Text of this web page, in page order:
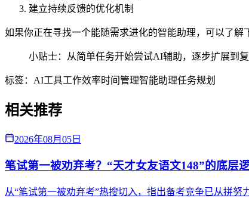
建立持续反馈的优化机制
如果你正在寻找一个能随需求进化的智能助理，可以了解
小贴士：从简单任务开始尝试AI辅助，逐步扩展到复
标签： AI工具工作效率时间管理智能助理任务规划
相关推荐
2026年08月05日
笔试第一被劝弃考？“天才女友语文148”的底层
从“笔试第一被劝弃考”热搜切入，指出备考竞争已从拼